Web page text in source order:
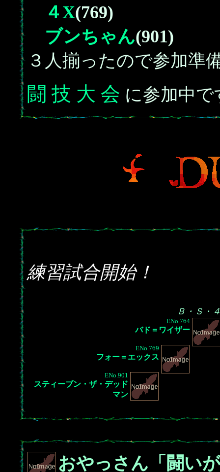
４X(769)
ブンちゃん(901)
３人揃ったので参加準
闘 技 大 会 に参加中で
練習試合開始！
Ｂ・Ｓ・
ENo.764
バド＝ワイザー
ENo.769
フォー＝エックス
ENo.901
スティーブン・ザ・デッド
マン
おやっさん「闘い